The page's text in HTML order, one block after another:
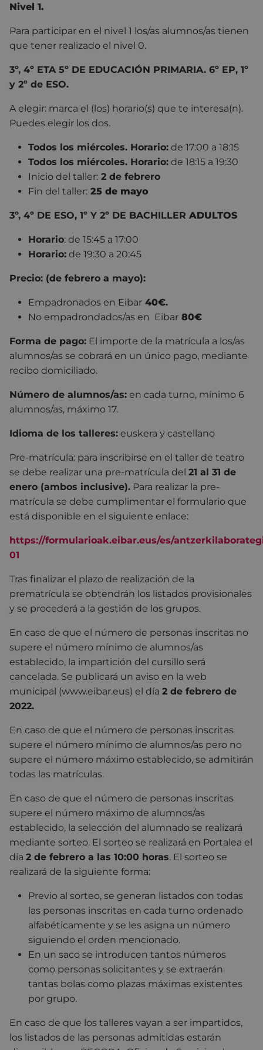
Nivel 1.
Para participar en el nivel 1 los/as alumnos/as tienen
que tener realizado el nivel 0.
3º, 4º ETA 5º DE EDUCACIÓN PRIMARIA. 6º EP, 1º
y 2º de ESO.
A elegir: marca el (los) horario(s) que te interesa(n).
Puedes elegir los dos.
Todos los miércoles. Horario: de 17:00 a 18:15
Todos los miércoles. Horario: de 18:15 a 19:30
Inicio del taller: 2 de febrero
Fin del taller: 25 de mayo
3º, 4º DE ESO, 1º Y 2º DE BACHILLER ADULTOS
Horario: de 15:45 a 17:00
Horario: de 19:30 a 20:45
Precio: (de febrero a mayo):
Empadronados en Eibar 40€.
No empadrondados/as en Eibar 80€
Forma de pago: El importe de la matrícula a los/as
alumnos/as se cobrará en un único pago, mediante
recibo domiciliado.
Número de alumnos/as: en cada turno, mínimo 6
alumnos/as, máximo 17.
Idioma de los talleres: euskera y castellano
Pre-matrícula: para inscribirse en el taller de teatro
se debe realizar una pre-matrícula del 21 al 31 de
enero (ambos inclusive). Para realizar la pre-
matrícula se debe cumplimentar el formulario que
está disponible en el siguiente enlace:
https://formularioak.eibar.eus/es/
01
Tras finalizar el plazo de realización de la
prematrícula se obtendrán los listados provisionales
y se procederá a la gestión de los grupos.
En caso de que el número de personas inscritas no
supere el número mínimo de alumnos/as
establecido, la impartición del cursillo será
cancelada. Se publicará un aviso en la web
municipal (www.eibar.eus) el día 2 de febrero de
2022.
En caso de que el número de personas inscritas
supere el número mínimo de alumnos/as pero no
supere el número máximo establecido, se admitirán
todas las matrículas.
En caso de que el número de personas inscritas
supere el número máximo de alumnos/as
establecido, la selección del alumnado se realizará
mediante sorteo. El sorteo se realizará en Portalea el
día 2 de febrero a las 10:00 horas. El sorteo se
realizará de la siguiente forma:
Previo al sorteo, se generan listados con todas
las personas inscritas en cada turno ordenado
alfabéticamente y se les asigna un número
siguiendo el orden mencionado.
En un saco se introducen tantos números
como personas solicitantes y se extraerán
tantas bolas como plazas máximas existentes
por grupo.
En caso de que los talleres vayan a ser impartidos,
los listados de las personas admitidas estarán